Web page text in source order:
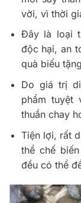
vời, vì thời
Đây là loại
độc hại, an
quà biếu
Do giá trị
phẩm tuyệt
thuần chay
Tiện lợi, rất
thể chế
đều có thể